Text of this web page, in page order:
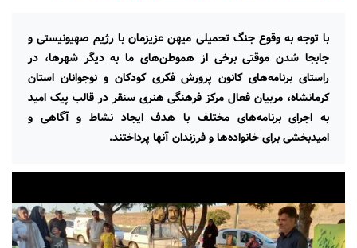
با توجه به وقوع جنگ تحمیلی میهن عزیزمان با رژیم صهیونیستی و
جابجا شدن موقتی برخی از هموطن‌های ما به دیگر شهرها، در
راستای برنامه‌های کانون پرورش فکری کودکان و نوجوانان استان
کرمانشاه، مربیان فعال مرکز فرهنگی هنری سنقر در قالب پیک امید
به اجرای برنامه‌های مختلف با هدف ایجاد نشاط و آگاهی و
امیدبخشی برای خانواده‌ها و فرزندان آنها پرداختند.